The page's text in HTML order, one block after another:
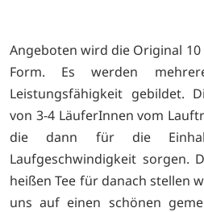
Angeboten wird die Original
Form. Es werden
Leistungsfähigkeit gebildet.
von 3-4 LäuferInnen vom
die dann für die
Laufgeschwindigkeit sorgen.
heißen Tee für danach stellen
uns auf einen schönen